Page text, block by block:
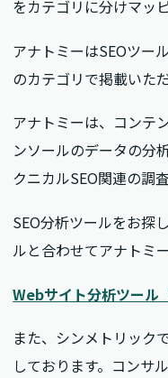
をカテゴリに分けマッ
アナトミーはSEOツー
のカテゴリで掲載いた
アナトミーは、コンテ
ンソールのデータの分
クニカルSEO関連の調
SEO分析ツールをお探
ルと合わせてアナトミ
Webサイト分析ツール
また、シンメトリック
しております。コンサ